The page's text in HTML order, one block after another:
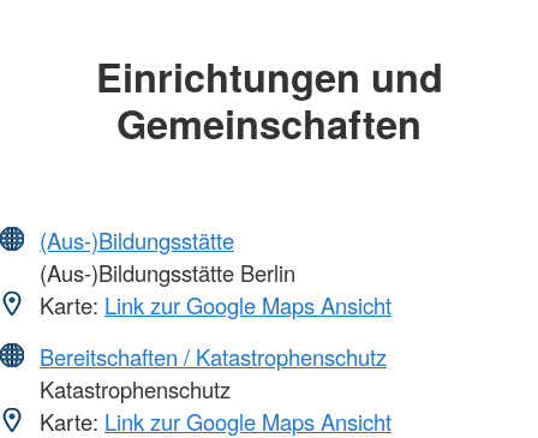
Einrichtungen und
Gemeinschaften
(Aus-)Bildungsstätte
(Aus-)Bildungsstätte Berlin
Karte: Link zur Google Maps Ansicht
Bereitschaften / Katastrophenschutz
Katastrophenschutz
Karte: Link zur Google Maps Ansicht